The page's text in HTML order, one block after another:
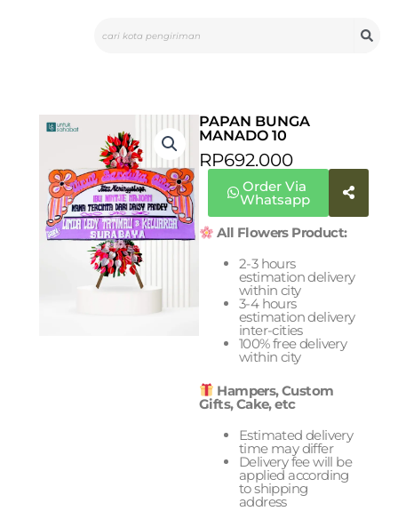
PAPAN BUNGA
MANADO 10
RP692.000
Order Via
Whatsapp
All Flowers Product:
2-3 hours
estimation delivery
within city
3-4 hours
estimation delivery
inter-cities
100% free delivery
within city
Hampers, Custom
Gifts, Cake, etc
Estimated delivery
time may differ
Delivery fee will be
applied according
to shipping
address